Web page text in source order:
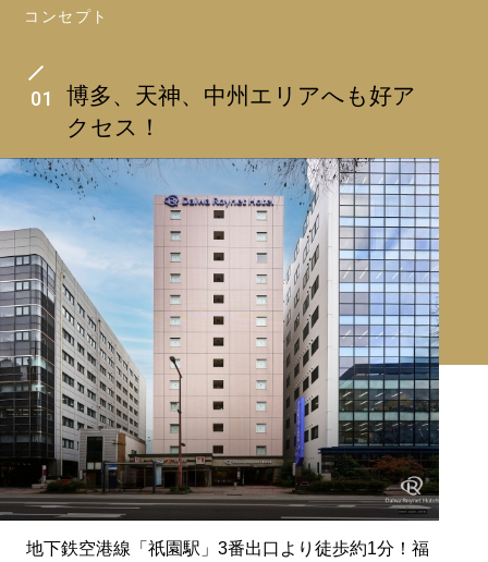
コンセプト
01
博多、天神、中州エリアへも好ア
クセス！
地下鉄空港線「祇園駅」3番出口より徒歩約1分！福